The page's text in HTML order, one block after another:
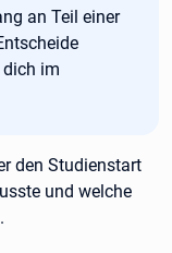
an Teil einer
im
den Studienstart
und welche